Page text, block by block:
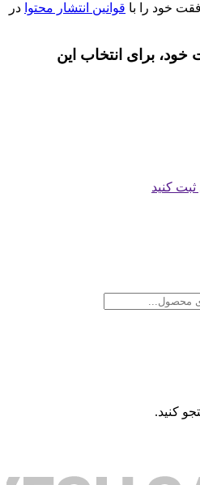
خود را با قوانین انتشار محتوا در
خود، برای انتخاب این
کنید
کنید.